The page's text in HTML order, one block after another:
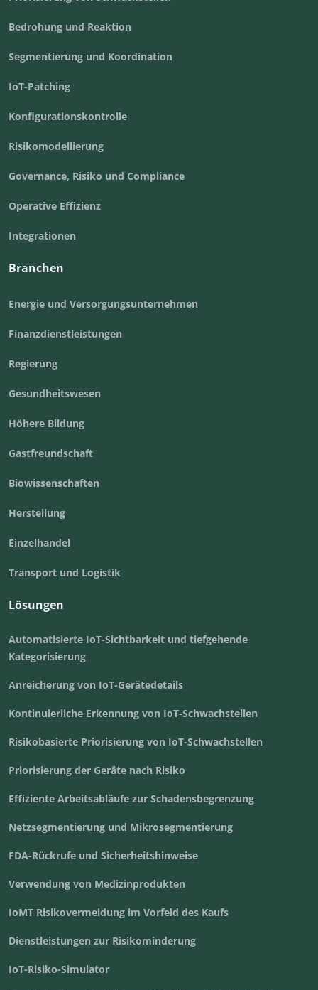
Bedrohung und Reaktion
Segmentierung und Koordination
IoT-Patching
Konfigurationskontrolle
Risikomodellierung
Governance, Risiko und Compliance
Operative Effizienz
Integrationen
Branchen
Energie und Versorgungsunternehmen
Finanzdienstleistungen
Regierung
Gesundheitswesen
Höhere Bildung
Gastfreundschaft
Biowissenschaften
Herstellung
Einzelhandel
Transport und Logistik
Lösungen
Automatisierte IoT-Sichtbarkeit und tiefgehende
Kategorisierung
Anreicherung von IoT-Gerätedetails
Kontinuierliche Erkennung von IoT-Schwachstellen
Risikobasierte Priorisierung von IoT-Schwachstellen
Priorisierung der Geräte nach Risiko
Effiziente Arbeitsabläufe zur Schadensbegrenzung
Netzsegmentierung und Mikrosegmentierung
FDA-Rückrufe und Sicherheitshinweise
Verwendung von Medizinprodukten
IoMT Risikovermeidung im Vorfeld des Kaufs
Dienstleistungen zur Risikominderung
IoT-Risiko-Simulator